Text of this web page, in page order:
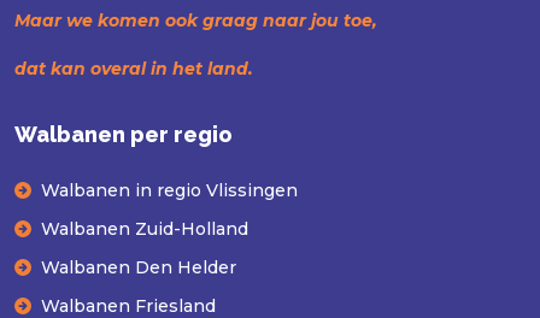
Maar we komen ook graag naar jou toe,
dat kan overal in het land.
Walbanen per regio
Walbanen in regio Vlissingen
Walbanen Zuid-Holland
Walbanen Den Helder
Walbanen Friesland